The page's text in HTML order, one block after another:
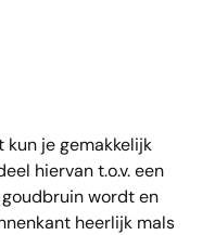
je gemakkelijk
hiervan t.o.v. een
wordt en
heerlijk mals